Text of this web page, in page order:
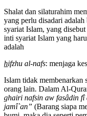
Shalat dan silaturahim
yang perlu disadari
syariat Islam, yang disebut
inti syariat Islam yang
adalah
hifzhu al-nafs: menjaga
Islam tidak membenarkan
orang lain. Dalam Al-
ghairi nafsin aw fasâdin
jamî`an” (Barang siapa